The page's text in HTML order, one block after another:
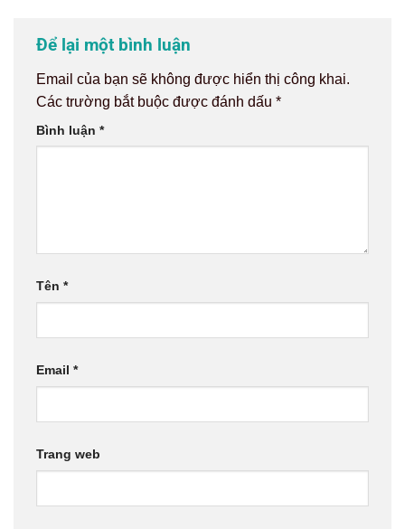
Để lại một bình luận
Email của bạn sẽ không được hiển thị công khai.
Các trường bắt buộc được đánh dấu *
Bình luận *
Tên *
Email *
Trang web